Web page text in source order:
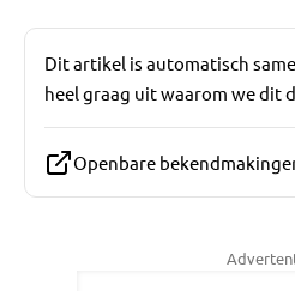
Dit artikel is automatisch
heel graag uit waarom we dit
Openbare